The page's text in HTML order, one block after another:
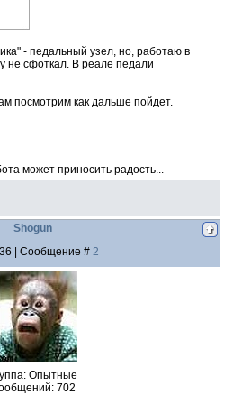
- педальный узел, но, работаю в
не сфоткал. В реале педали
посмотрим как дальше пойдет.
может приносить радость...
Shogun
| Сообщение # 2
Опытные
702